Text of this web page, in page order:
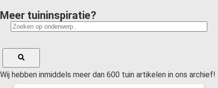
Meer tuininspiratie?
Wij hebben inmiddels meer dan 600 tuin artikelen in ons archief!